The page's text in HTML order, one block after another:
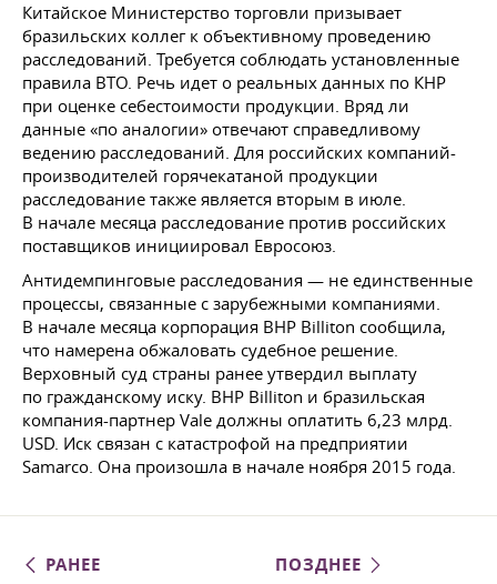
Китайское Министерство торговли призывает
бразильских коллег к объективному проведению
расследований. Требуется соблюдать установленные
правила ВТО. Речь идет о реальных данных по КНР
при оценке себестоимости продукции. Вряд ли
данные «по аналогии» отвечают справедливому
ведению расследований. Для российских компаний-
производителей горячекатаной продукции
расследование также является вторым в июле.
В начале месяца расследование против российских
поставщиков инициировал Евросоюз.
Антидемпинговые расследования — не единственные
процессы, связанные с зарубежными компаниями.
В начале месяца корпорация BHP Billiton сообщила,
что намерена обжаловать судебное решение.
Верховный суд страны ранее утвердил выплату
по гражданскому иску. BHP Billiton и бразильская
компания-партнер Vale должны оплатить 6,23 млрд.
USD. Иск связан с катастрофой на предприятии
Samarco. Она произошла в начале ноября 2015 года.
РАНЕЕ ПОЗДНЕЕ